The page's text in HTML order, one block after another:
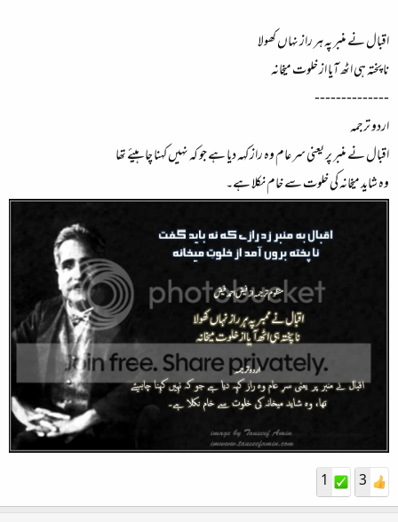
اقبال نے منبر پہ ہر راز نہاں کھولا
نا پختہ ہی اٹھ آیا از خلوت میخانہ
--------------
اردو ترجمہ
اقبال نے منبر پر یعنی سر عام وہ راز کہہ دیا ہے جو کہ نہیں کہنا چاہیئے تھا
وہ شاید میخانہ کی خلوت سے خام نکلا ہے۔
3
1